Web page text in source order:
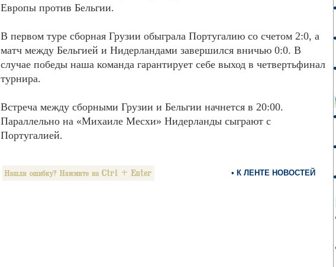
Европы против Бельгии.
В первом туре сборная Грузии обыграла Португалию со счетом 2:0, а
матч между Бельгией и Нидерландами завершился вничью 0:0. В
случае победы наша команда гарантирует себе выход в четвертьфинал
турнира.
Встреча между сборными Грузии и Бельгии начнется в 20:00.
Параллельно на «Михаиле Месхи» Нидерланды сыграют с
Португалией.
• К ЛЕНТЕ НОВОСТЕЙ